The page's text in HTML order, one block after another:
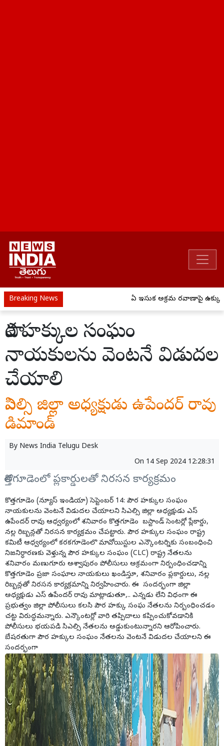
Breaking News ఏపీ ఇసుక అక్రమ రవాణాపై
పౌర హక్కుల సంఘం
నాయకులను వెంటనే విడుదల
చేయాలి
సిఎల్సి జిల్లా అధ్యక్షుడు ఉపేందర్ రావు
డిమాండ్
By News India Telugu Desk
On 14 Sep 2024 12:28:31
కొత్తగూడెంలో ప్లకార్డులతో నిరసన కార్యక్రమం
కొత్తగూడెం (న్యూస్ ఇండియా) సెప్టెంబర్ 14: పౌర హక్కుల సంఘం
నాయకులను వెంటనే విడుదల చేయాలని సిఎల్సి జిల్లా అధ్యక్షుడు ఎస్
ఉపేందర్ రావు ఆధ్వర్యంలో శనివారం కొత్తగూడెం బస్టాండ్ సెంటర్లో ప్లేకార్డు,
నల్ల రిబ్బన్లతో నిరసన కార్యక్రమం చేపట్టారు. పౌర హక్కుల సంఘం రాష్ట్ర
కమిటీ ఆధ్వర్యంలో కరకగూడెంలొ మావోయిస్టుల ఎన్కౌంటర్నికు సంబంధించి
నిజనిర్ధారణకు వెళ్తున్న పౌర హక్కుల సంఘం (CLC) రాష్ట్ర నేతలను
శనివారం మణుగూరు అశ్వాపురం పోలీసులు అక్రమంగా నిర్బంధించడాన్ని
కొత్తగూడెం ప్రజా సంఘాల నాయకులు ఖండిస్తూ, శనివారం ప్లకార్డులు, నల్ల
రిబ్బన్లతో నిరసన కార్యక్రమాన్ని నిర్వహించారు. ఈ సందర్భంగా జిల్లా
అధ్యక్షుడు ఎస్ ఉపేందర్ రావు మాట్లాడుతూ,.. ఎన్నడు లేని విధంగా ఈ
ప్రభుత్వం జిల్లా పోలీసులు కలసి పౌర హక్కు సంఘ నేతలను నిర్బంధించడం
చట్ట విరుద్ధమన్నారు. ఎన్కౌంటర్లో వారి తప్పిదాలు కప్పించుకోవడానికి
పోలీసులు భయపడి సిఎల్సి నేతలను అడ్డుకుంటున్నారని ఆరోపించారు.
బేషరతుగా పౌర హక్కుల సంఘం నేతలను వెంటనే విడుదల చేయాలని ఈ
సందర్భంగా